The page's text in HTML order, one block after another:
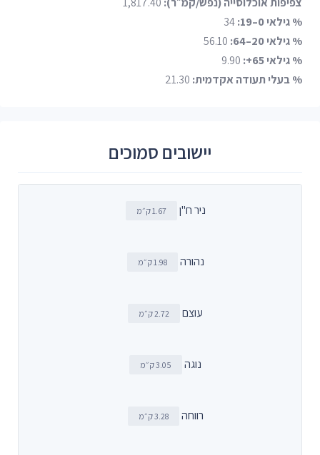
% גילאי 0–19:
% גילאי 20–64:
% גילאי 65+:
% בעלי תעודה אקדמית:
יישובים סמוכים
ניר ח"ן 1.67 ק״מ
נהורה 1.98 ק״מ
עוצם 2.72 ק״מ
נוגה 3.05 ק״מ
רווחה 3.28 ק״מ